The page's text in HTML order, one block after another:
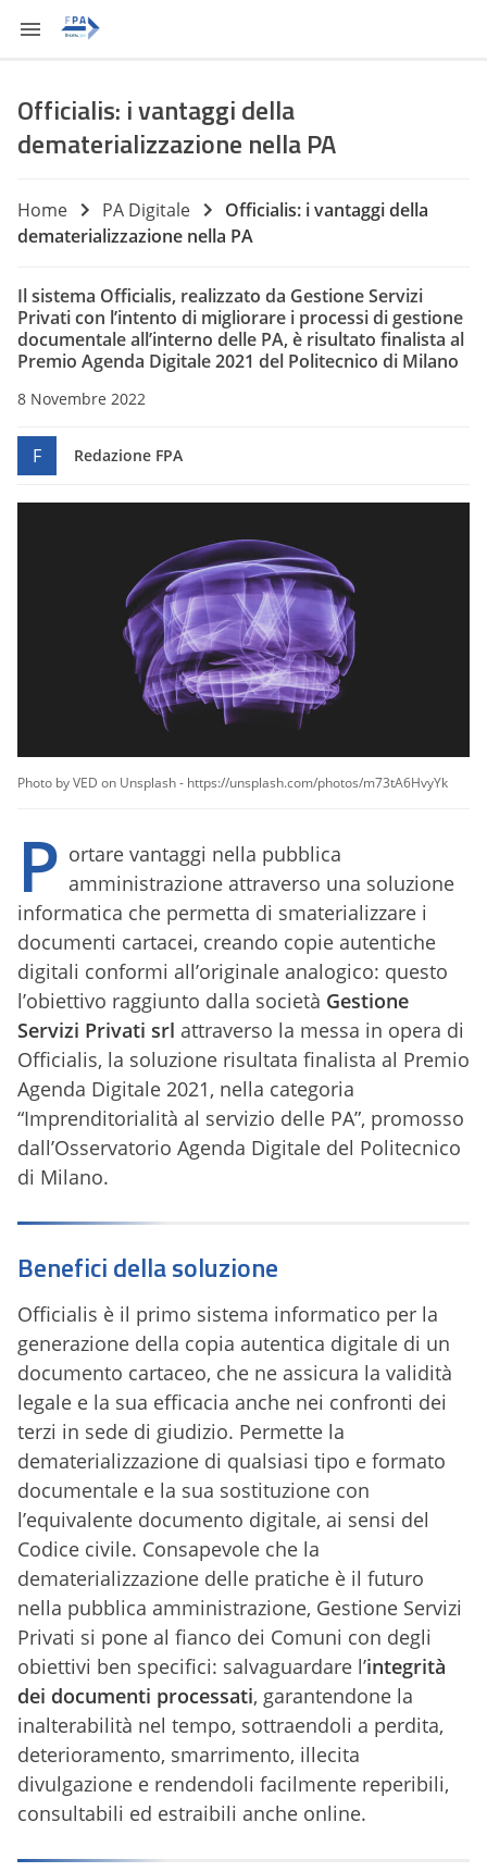
Officialis: i vantaggi della
dematerializzazione nella PA
Home PA Digitale
Officialis: i vantaggi della
dematerializzazione nella PA
Il sistema Officialis, realizzato da Gestione Servizi
Privati con l’intento di migliorare i processi di gestione
documentale all’interno delle PA, è risultato finalista al
Premio Agenda Digitale 2021 del Politecnico di Milano
8 Novembre 2022
F Redazione FPA
Photo by VED on Unsplash - https://unsplash.com/photos/m73tA6HvyYk
P ortare vantaggi nella pubblica
amministrazione attraverso una soluzione
informatica che permetta di smaterializzare i
documenti cartacei, creando copie autentiche
digitali conformi all’originale analogico: questo
l’obiettivo raggiunto dalla società Gestione
Servizi Privati srl attraverso la messa in opera di
Officialis, la soluzione risultata finalista al Premio
Agenda Digitale 2021, nella categoria
“Imprenditorialità al servizio delle PA”, promosso
dall’Osservatorio Agenda Digitale del Politecnico
di Milano.
Benefici della soluzione
Officialis è il primo sistema informatico per la
generazione della copia autentica digitale di un
documento cartaceo, che ne assicura la validità
legale e la sua efficacia anche nei confronti dei
terzi in sede di giudizio. Permette la
dematerializzazione di qualsiasi tipo e formato
documentale e la sua sostituzione con
l’equivalente documento digitale, ai sensi del
Codice civile. Consapevole che la
dematerializzazione delle pratiche è il futuro
nella pubblica amministrazione, Gestione Servizi
Privati si pone al fianco dei Comuni con degli
obiettivi ben specifici: salvaguardare l’integrità
dei documenti processati, garantendone la
inalterabilità nel tempo, sottraendoli a perdita,
deterioramento, smarrimento, illecita
divulgazione e rendendoli facilmente reperibili,
consultabili ed estraibili anche online.